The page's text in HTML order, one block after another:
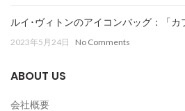
ルイ･ヴィトンのアイコンバッグ：「カ
2023年5月24日 No Comments
ABOUT US
会社概要